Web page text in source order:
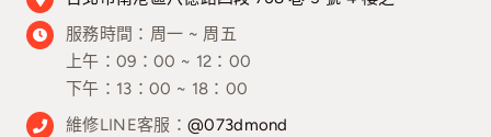
服務時間： 周一 ~ 周五
上午：09：00 ~ 12：00
下午：13：00 ~ 18：00
維修LINE客服： @073dmond